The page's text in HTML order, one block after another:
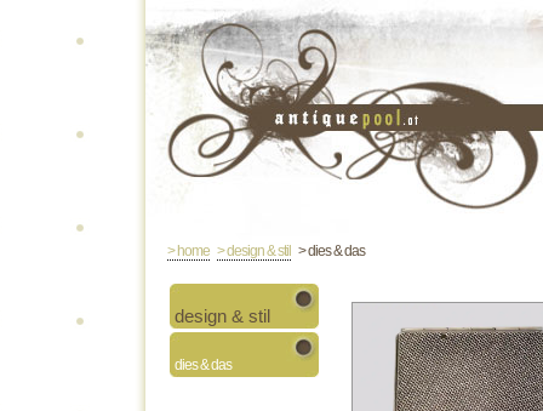
> home > design & stil > dies & das
design & stil
dies & das